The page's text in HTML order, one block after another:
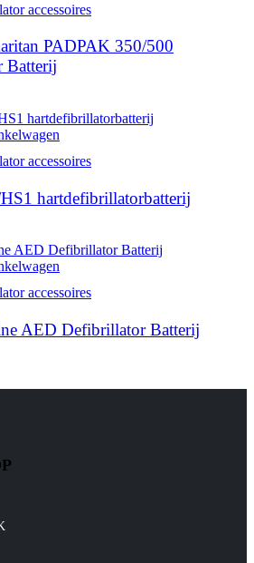
accessoires
PADPAK 350/500
Batterij
accessoires
hartdefibrillatorbatterij
accessoires
AED Defibrillator Batterij